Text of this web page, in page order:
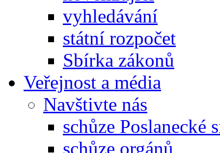
vyhledávání
státní rozpočet
Sbírka zákonů
Veřejnost a média
Navštivte nás
schůze Poslanecké
schůze orgánů